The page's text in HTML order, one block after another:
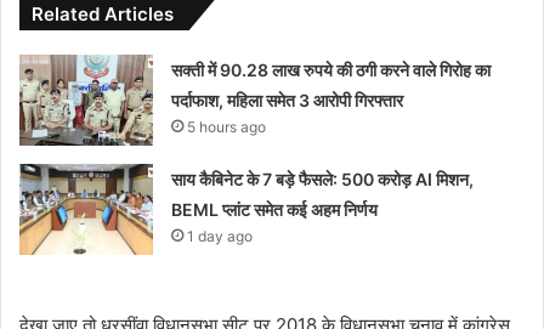
Related Articles
सक्ती में 90.28 लाख रुपये की ठगी करने वाले गिरोह का
पर्दाफाश, महिला समेत 3 आरोपी गिरफ्तार
5 hours ago
साय कैबिनेट के 7 बड़े फैसले: 500 करोड़ AI मिशन,
BEML प्लांट समेत कई अहम निर्णय
1 day ago